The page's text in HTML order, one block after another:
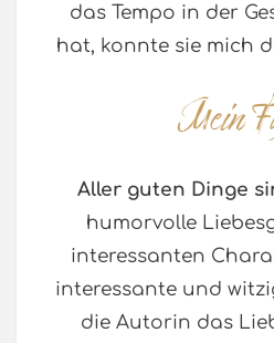
das Tempo in der
hat, konnte sie mich
Aller guten Dinge
humorvolle
interessanten
interessante und
die Autorin das